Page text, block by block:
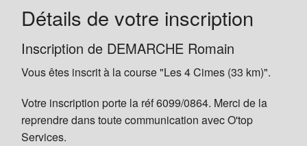
Inscription
Préinscrits
Informations
Détails de votre inscription
Inscription de DEMARCHE Romain
Vous êtes inscrit à la course "Les 4 Cimes (33 km)".
Votre inscription porte la réf 6099/0864. Merci de la
reprendre dans toute communication avec O'top
Services.